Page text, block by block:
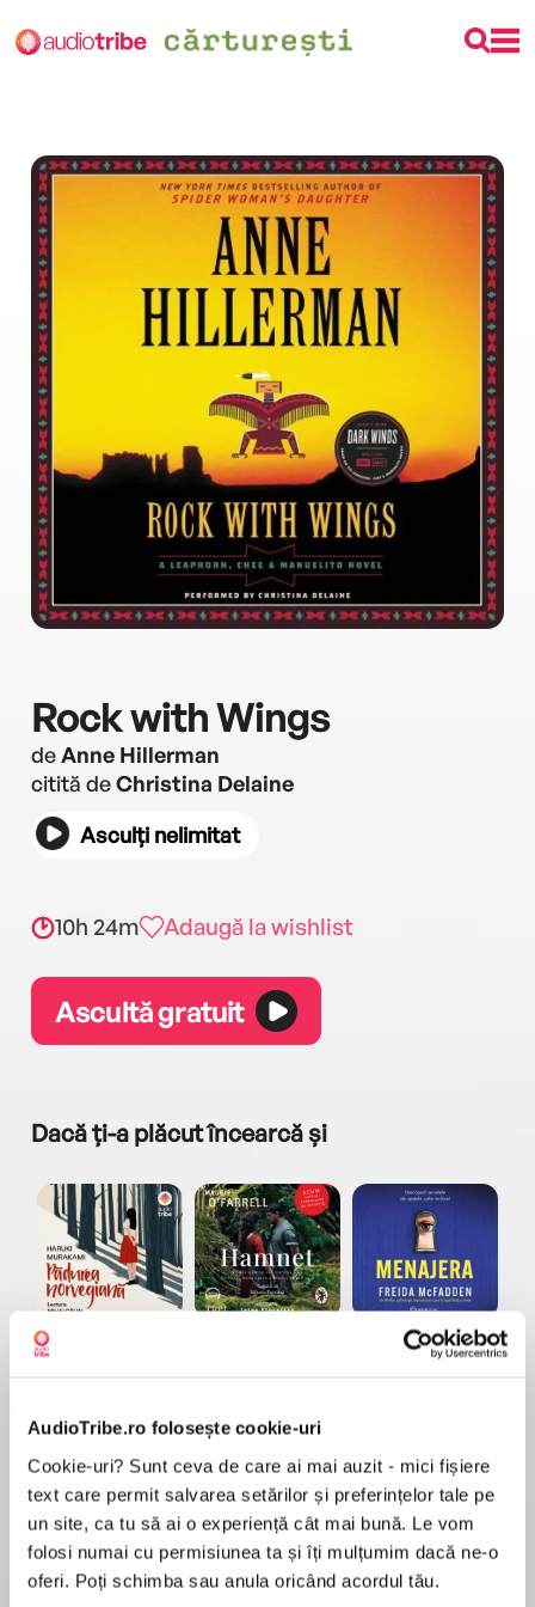
AudioTribe.ro folosește cookie-uri
Cookie-uri? Sunt ceva de care ai mai auzit - mici fișiere
text care permit salvarea setărilor și preferințelor tale pe
un site, ca tu să ai o experiență cât mai bună. Le vom
folosi numai cu permisiunea ta și îți mulțumim dacă ne-o
oferi. Poți schimba sau anula oricând acordul tău.
Rock with Wings
deAnne Hillerman
citită deChristina Delaine
Asculți nelimitat
10h 24m Adaugă la wishlist
Ascultă gratuit
Dacă ți-a plăcut încearcă și
Pădurea norvegiană
Elita de Argint (Elita
de...
Dani Francis
Diavolul se îmbracă de
la...
Lauren Weisberger
Menajera
Freida McFadden
Migdală
Sohn Won-pyung